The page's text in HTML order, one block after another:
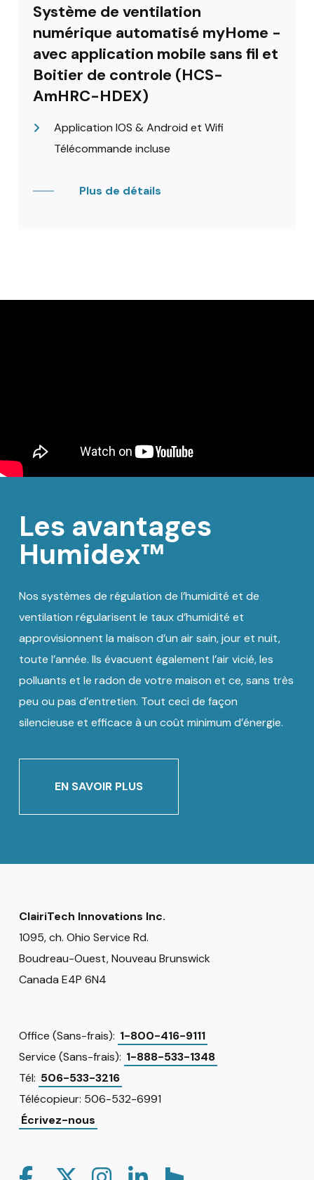
Système de ventilation
numérique automatisé myHome -
avec application mobile sans fil et
Boitier de controle (HCS-
AmHRC-HDEX)
Application IOS & Android et Wifi
Télécommande incluse
Plus de détails
Les avantages
Humidex™
Nos systèmes de régulation de l’humidité et de
ventilation régularisent le taux d’humidité et
approvisionnent la maison d’un air sain, jour et nuit,
toute l’année. Ils évacuent également l’air vicié, les
polluants et le radon de votre maison et ce, sans très
peu ou pas d’entretien. Tout ceci de façon
silencieuse et efficace à un coût minimum d’énergie.
EN SAVOIR PLUS
ClairiTech Innovations Inc.
1095, ch. Ohio Service Rd.
Boudreau-Ouest, Nouveau Brunswick
Canada E4P 6N4
Office (Sans-frais): 1-800-416-9111
Service (Sans-frais): 1-888-533-1348
Tél: 506-533-3216
Télécopieur: 506-532-6991
Écrivez-nous